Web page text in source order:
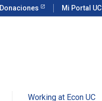
Donaciones Mi Portal UC
Working at Econ UC